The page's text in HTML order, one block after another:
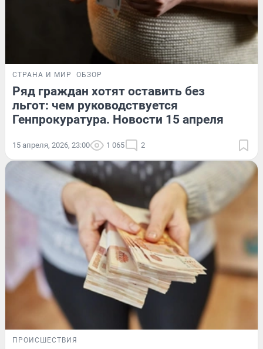
СТРАНА И МИР ОБЗОР
Ряд граждан хотят оставить без
льгот: чем руководствуется
Генпрокуратура. Новости 15 апреля
15 апреля, 2026, 23:00 1 065 2
ПРОИСШЕСТВИЯ